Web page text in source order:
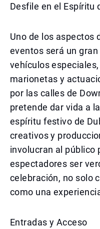
Desfile en el Espíritu
Uno de los aspectos
eventos será un
vehículos
marionetas y
por las calles de
pretende dar vida a
espíritu festivo de
creativos y
involucran al público
espectadores ser
celebración, no solo
como una
Entradas y Acceso